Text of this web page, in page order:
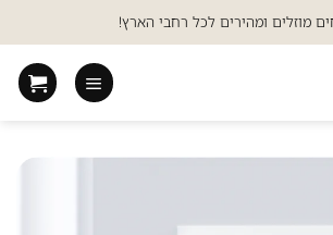
מוזלים ומהירים לכל רחבי הארץ!